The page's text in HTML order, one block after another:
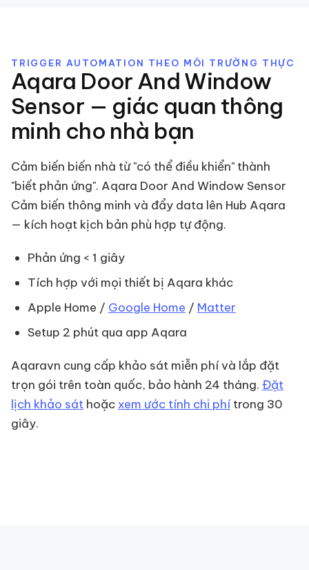
TRIGGER AUTOMATION THEO MÔI TRƯỜNG THỰC
Aqara Door And Window
Sensor — giác quan thông
minh cho nhà bạn
Cảm biến biến nhà từ "có thể điều khiển" thành
"biết phản ứng". Aqara Door And Window Sensor
Cảm biến thông minh và đẩy data lên Hub Aqara
— kích hoạt kịch bản phù hợp tự động.
Phản ứng < 1 giây
Tích hợp với mọi thiết bị Aqara khác
Apple Home / Google Home / Matter
Setup 2 phút qua app Aqara
Aqaravn cung cấp khảo sát miễn phí và lắp đặt
trọn gói trên toàn quốc, bảo hành 24 tháng. Đặt
lịch khảo sát hoặc xem ước tính chi phí trong 30
giây.